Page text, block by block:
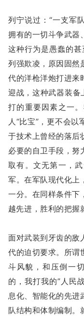
列宁说过：“一支军
拥有的一切斗争武器
这种行为是愚蠢的
列强欺凌，原因固然
代的洋枪洋炮打进来
迎战，这种武器装备
打的重要因素之一
人“比宝”，更不会
于技术上曾经的落后
必要的自卫手段，努
取有。文无第一，
军。在军队现代化上
一分。在同样条件下
越先进，胜利的把握
面对武装到牙齿的敌
代的迫切要求。所谓
斗风貌，和压倒一
的，我打我的”人民
息化、智能化的先进
队结构和体制编制。